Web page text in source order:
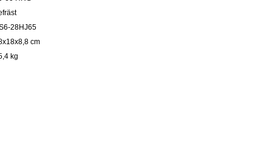
28HJ65
cm
kg